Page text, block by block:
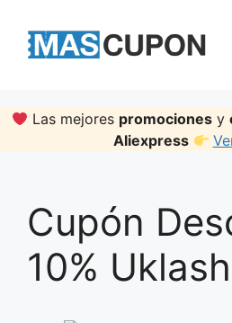
content
Las mejores promociones y
Aliexpress
Cupón
10% Uklash